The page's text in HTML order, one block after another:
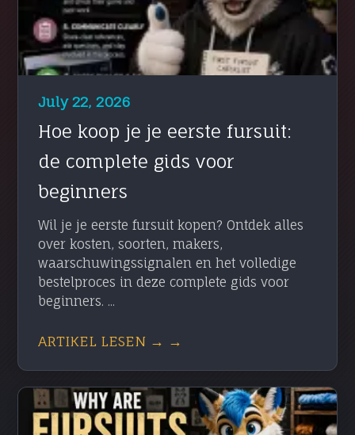
July 22, 2026
Hoe koop je je eerste fursuit:
de complete gids voor
beginners
Wil je je eerste fursuit kopen? Ontdek alles
over kosten, soorten, makers,
waarschuwingssignalen en het volledige
bestelproces in deze complete gids voor
beginners. ...
ARTIKEL LESEN → →